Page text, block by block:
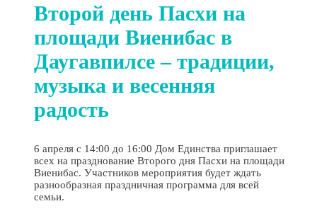
Второй день Пасхи на
площади Виенибас в
Даугавпилсе – традиции,
музыка и весенняя
радость
6 апреля с 14:00 до 16:00 Дом Единства приглашает
всех на празднование Второго дня Пасхи на площади
Виенибас. Участников мероприятия будет ждать
разнообразная праздничная программа для всей
семьи.